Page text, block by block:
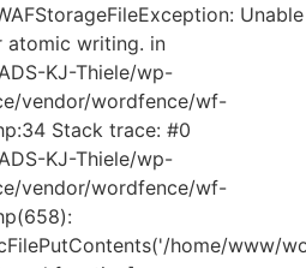
Unable
atomic writing. in
KJ-Thiele/wp-
vendor/wordfence/wf-
Stack trace: #0
KJ-Thiele/wp-
vendor/wordfence/wf-
home/www/